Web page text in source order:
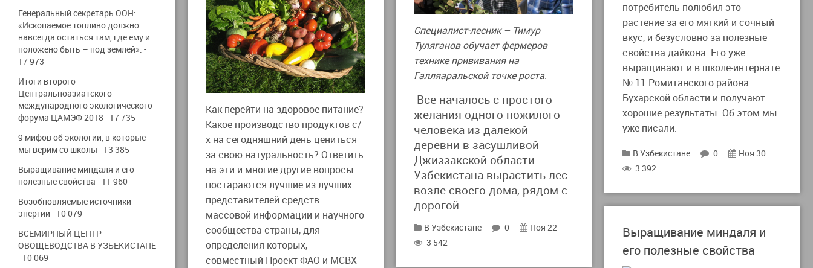
Генеральный секретарь ООН:
«Ископаемое топливо должно
навсегда остаться там, где ему и
положено быть – под землей». -
17 973
Итоги второго
Центральноазиатского
международного экологического
форума ЦАМЭФ 2018 - 17 735
9 мифов об экологии, в которые
мы верим со школы - 13 385
Выращивание миндаля и его
полезные свойства - 11 960
Возобновляемые источники
энергии - 10 079
ВСЕМИРНЫЙ ЦЕНТР
ОВОЩЕВОДСТВА В УЗБЕКИСТАНЕ
- 10 069
потребитель полюбил это
растение за его мягкий и сочный
вкус, и безусловно за полезные
свойства дайкона. Его уже
выращивают и в школе-интернате
№ 11 Ромитанского района
Бухарской области и получают
хорошие результаты. Об этом мы
уже писали.
В Узбекистане 0
Ноя 30
3 392
Специалист-лесник – Тимур
Туляганов обучает фермеров
технике прививания на
Галляаральской точке роста.
Все началось с простого
желания одного пожилого
человека из далекой
деревни в засушливой
Джиззакской области
Узбекистана вырастить лес
возле своего дома, рядом с
дорогой.
В Узбекистане 0
Ноя 22
3 542
Как перейти на здоровое питание?
Какое производство продуктов с/
х на сегодняшний день цениться
за свою натуральность? Ответить
на эти и многие другие вопросы
постараются лучшие из лучших
представителей средств
массовой информации и научного
сообщества страны, для
определения которых,
совместный Проект ФАО и МСВХ
Выращивание миндаля и
его полезные свойства